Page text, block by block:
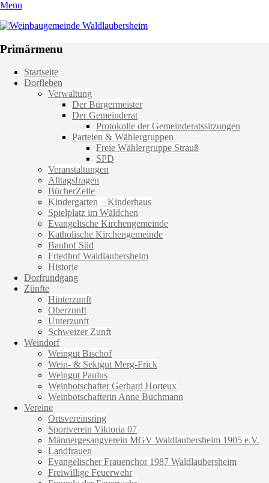
Menu
Weinbaugemeinde Waldlaubersheim
Primärmenu
Weiter
zum
Startseite
Dorfleben
Verwaltung
Der Bürgermeister
Der Gemeinderat
Protokolle der Gemeinderatssitzungen
Parteien & Wählergruppen
Freie Wählergruppe Strauß
SPD
Veranstaltungen
Alltagsfragen
BücherZelle
Kindergarten – Kinderhaus
Spielplatz im Wäldchen
Evangelische Kirchengemeinde
Katholische Kirchengemeinde
Bauhof Süd
Friedhof Waldlaubersheim
Historie
Dorfrundgang
Zünfte
Hinterzunft
Oberzunft
Unterzunft
Schweizer Zunft
Weindorf
Weingut Bischof
Wein- & Sektgut Merg-Frick
Weingut Paulus
Weinbotschafter Gerhard Horteux
Weinbotschafterin Anne Buchmann
Vereine
Ortsvereinsring
Sportverein Viktoria 07
Männergesangverein MGV Waldlaubersheim 1905 e.V.
Landfrauen
Evangelischer Frauenchor 1987 Waldlaubersheim
Freiwillige Feuerwehr